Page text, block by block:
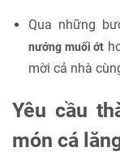
Qua những
nướng muối ớt
mời cả nhà
Yêu cầu
món cá